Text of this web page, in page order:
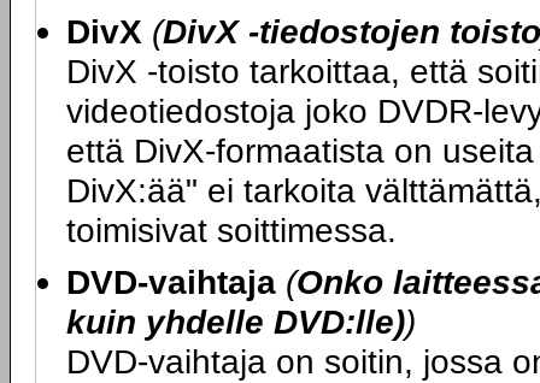
DivX (DivX -tiedostojen toisto
DivX -toisto tarkoittaa, että
videotiedostoja joko DVDR-
että DivX-formaatista on
DivX:ää" ei tarkoita
toimisivat soittimessa.
DVD-vaihtaja (Onko
kuin yhdelle DVD:lle))
DVD-vaihtaja on soitin, jossa